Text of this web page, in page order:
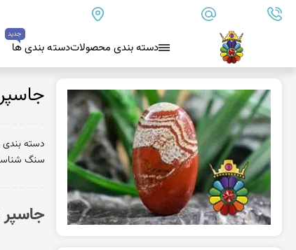
09179890157
info@goharanshop.com
دسته بندی محصولات
بلو لس آگات
کلسدونی
عقیق کلسدونی آبی
عقیق دروزی کلسدونی
عقیق کلسدونی قهوه ای
عقیق یمن
دسته بندی ها
جدید
دسته بندی
سنگ